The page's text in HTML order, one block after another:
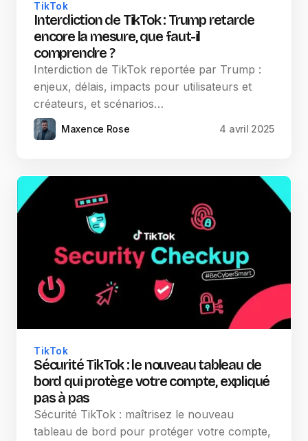
TikTok
Interdiction de TikTok : Trump retarde
encore la mesure, que faut-il
comprendre ?
Interdiction de TikTok reportée par Trump :
enjeux, délais, impacts pour utilisateurs et
créateurs, et scénarios…
Maxence Rose 4 avril 2025
TikTok
Sécurité TikTok : le nouveau tableau de
bord qui protège votre compte, expliqué
pas à pas
Sécurité TikTok : maîtrisez le nouveau
tableau de bord pour protéger votre compte,